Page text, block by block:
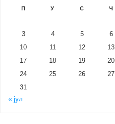
П У С Ч
3
4 5 6
10
11 12 13
17
18 19 20
24
25 26 27
31
« јул